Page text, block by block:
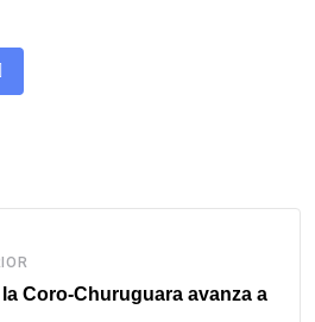
Coro-Churuguara avanza a